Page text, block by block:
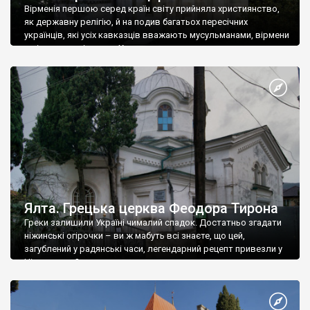
Вірменія першою серед країн світу прийняла християнство,
як державну релігію, й на подив багатьох пересічних
українців, які усіх кавказців вважають мусульманами, вірмени
є відданими вірянами Христа
Ялта. Грецька церква Феодора Тирона
Греки залишили Україні чималий спадок. Достатньо згадати
ніжинські огірочки – ви ж мабуть всі знаєте, що цей,
загублений у радянські часи, легендарний рецепт привезли у
Ніжин греки?